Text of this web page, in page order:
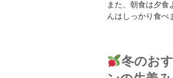
また、朝食は夕食
んはしっかり食べ
冬のお